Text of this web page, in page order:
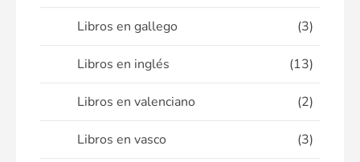
Libros en gallego (3)
Libros en inglés (13)
Libros en valenciano (2)
Libros en vasco (3)